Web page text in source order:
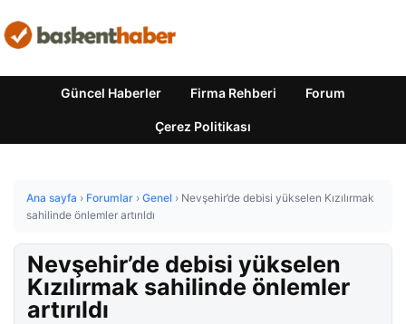
Güncel Haberler Firma Rehberi Forum
Çerez Politikası
Ana sayfa › Forumlar › Genel › Nevşehir’de debisi yükselen Kızılırmak
sahilinde önlemler artırıldı
Nevşehir’de debisi yükselen
Kızılırmak sahilinde önlemler
artırıldı